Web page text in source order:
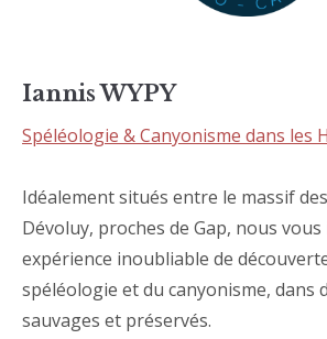
Iannis WYPY
Spéléologie & Canyonisme dans les
Idéalement situés entre le massif
Dévoluy, proches de Gap, nous
expérience inoubliable de
spéléologie et du canyonisme, dans
sauvages et préservés.